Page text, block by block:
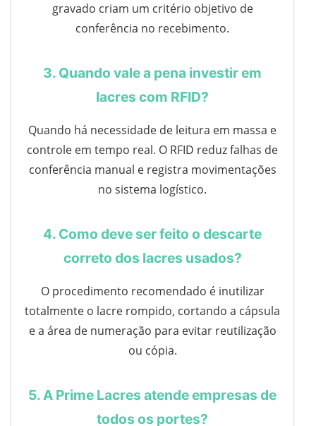
gravado criam um critério objetivo de
conferência no recebimento.
3. Quando vale a pena investir em
lacres com RFID?
Quando há necessidade de leitura em massa e
controle em tempo real. O RFID reduz falhas de
conferência manual e registra movimentações
no sistema logístico.
4. Como deve ser feito o descarte
correto dos lacres usados?
O procedimento recomendado é inutilizar
totalmente o lacre rompido, cortando a cápsula
e a área de numeração para evitar reutilização
ou cópia.
5. A Prime Lacres atende empresas de
todos os portes?